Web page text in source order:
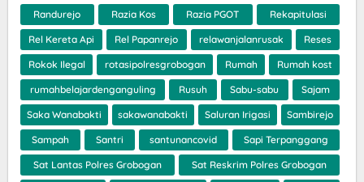
Randurejo Razia Kos Razia PGOT Rekapitulasi
Rel Kereta Api Rel Papanrejo relawanjalanrusak Reses
Rokok Ilegal rotasipolresgrobogan Rumah Rumah kost
rumahbelajardenganguling Rusuh Sabu-sabu Sajam
Saka Wanabakti sakawanabakti Saluran Irigasi Sambirejo
Sampah Santri santunancovid Sapi Terpanggang
Sat Lantas Polres Grobogan Sat Reskrim Polres Grobogan